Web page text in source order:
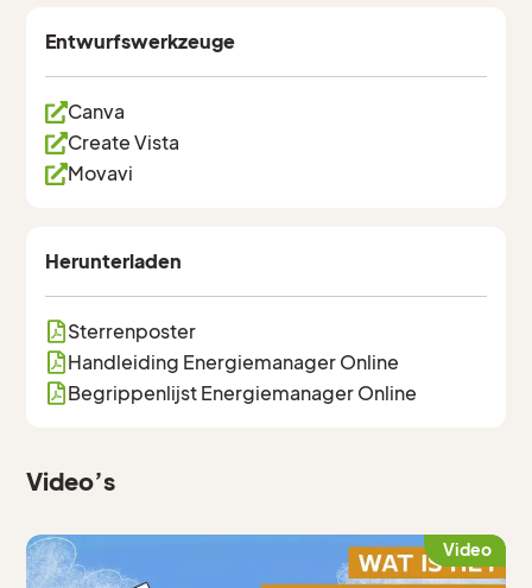
Entwurfswerkzeuge
Canva
Create Vista
Movavi
Herunterladen
Sterrenposter
Handleiding Energiemanager Online
Begrippenlijst Energiemanager Online
Video’s
Video